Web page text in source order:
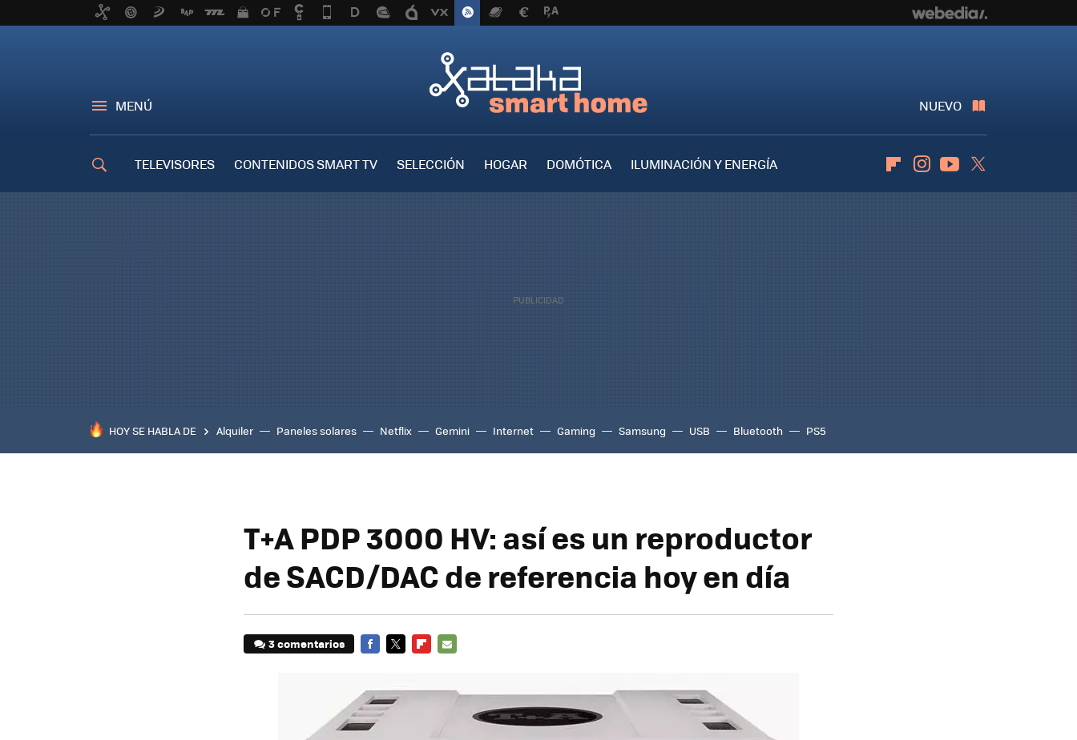
MENÚ NUEVO
TELEVISORES CONTENIDOS SMART TV SELECCIÓN HOGAR DOMÓTICA
ILUMINACIÓN Y ENERGÍA
FlipboardInstagramYoutube
HOY SE HABLA DE Alquiler Paneles solares Netflix Gemini Internet Gaming Samsung USB Bluetooth PS5
T+A PDP 3000 HV: así es un reproductor
de SACD/DAC de referencia hoy en día
3 comentarios